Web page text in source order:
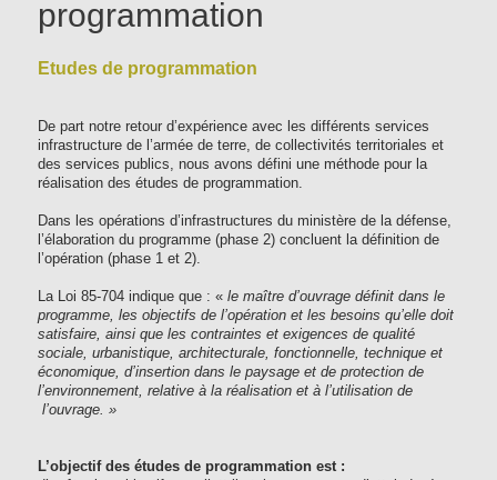
programmation
Etudes de programmation
De part notre retour d’expérience avec les différents services
infrastructure de l’armée de terre, de collectivités territoriales et
des services publics, nous avons défini une méthode pour la
réalisation des études de programmation.
Dans les opérations d’infrastructures du ministère de la défense,
l’élaboration du programme (phase 2) concluent la définition de
l’opération (phase 1 et 2).
La Loi 85-704 indique que : « le maître d’ouvrage définit dans le
programme, les objectifs de l’opération et les besoins qu’elle doit
satisfaire, ainsi que les contraintes et exigences de qualité
sociale, urbanistique, architecturale, fonctionnelle, technique et
économique, d’insertion dans le paysage et de protection de
l’environnement, relative à la réalisation et à l’utilisation de
l’ouvrage. »
L’objectif des études de programmation est :